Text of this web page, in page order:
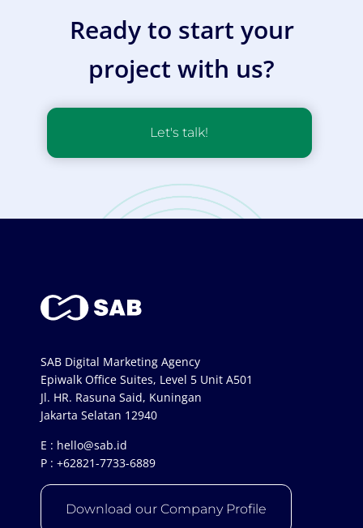
Ready to start your
project with us?
Let's talk!
SAB Digital Marketing Agency
Epiwalk Office Suites, Level 5 Unit A501
Jl. HR. Rasuna Said, Kuningan
Jakarta Selatan 12940
E : hello@sab.id
P : +62821-7733-6889
Download our Company Profile